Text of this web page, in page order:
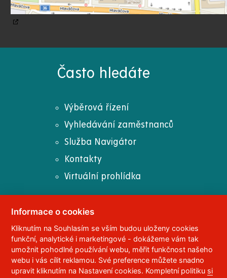
Často hledáte
Výběrová řízení
Vyhledávání zaměstnanců
Služba Navigátor
Kontakty
Virtuální prohlídka
© 2023 Univerzita Pardubice,Studentská 95
532 10 Pardubice 2
Telefon: 466 036 111, 466 036 112, 466 036 113
Správce webu ,RSS
Informace o cookies
Kliknutím na Souhlasím se vším budou uloženy cookies
funkční, analytické i marketingové - dokážeme vám tak
umožnit pohodlné používání webu, měřit funkčnost našeho
webu i vás cílit reklamou. Své preference můžete snadno
upravit kliknutím na Nastavení cookies. Kompletní politiku si